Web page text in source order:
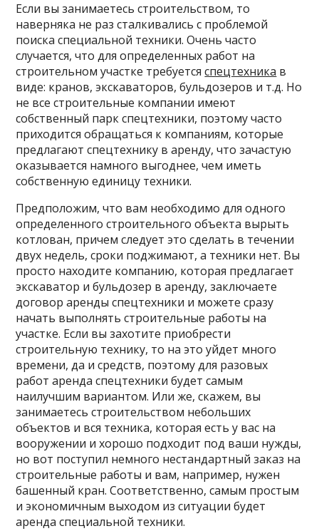
Если вы занимаетесь строительством, то
наверняка не раз сталкивались с проблемой
поиска специальной техники. Очень часто
случается, что для определенных работ на
строительном участке требуетсяспецтехника в
виде: кранов, экскаваторов, бульдозеров и т.д. Но
не все строительные компании имеют
собственный парк спецтехники, поэтому часто
приходится обращаться к компаниям, которые
предлагают спецтехнику в аренду, что зачастую
оказывается намного выгоднее, чем иметь
собственную единицу техники.
Предположим, что вам необходимо для одного
определенного строительного объекта вырыть
котлован, причем следует это сделать в течении
двух недель, сроки поджимают, а техники нет. Вы
просто находите компанию, которая предлагает
экскаватор и бульдозер в аренду, заключаете
договор аренды спецтехники и можете сразу
начать выполнять строительные работы на
участке. Если вы захотите приобрести
строительную технику, то на это уйдет много
времени, да и средств, поэтому для разовых
работ аренда спецтехники будет самым
наилучшим вариантом. Или же, скажем, вы
занимаетесь строительством небольших
объектов и вся техника, которая есть у вас на
вооружении и хорошо подходит под ваши нужды,
но вот поступил немного нестандартный заказ на
строительные работы и вам, например, нужен
башенный кран. Соответственно, самым простым
и экономичным выходом из ситуации будет
аренда специальной техники.